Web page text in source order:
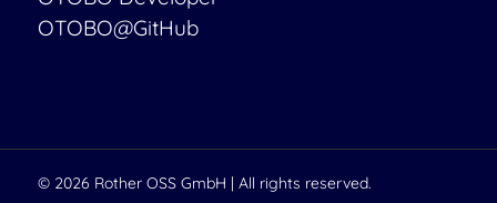
OTOBO@GitHub
© 2026 Rother OSS GmbH | All rights reserved.